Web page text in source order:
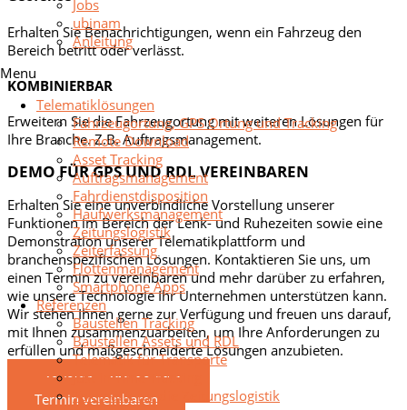
Jobs
ubinam
Anleitung
Menu
Telematiklösungen
Fahrzeugortung, GPS Ortung und Tracking
Remote Download
Asset Tracking
Auftragsmanagement
Fahrdienstdisposition
Haufwerksmanagement
Zeitungslogistik
Zeiterfassung
Flottenmanagement
Smartphone Apps
Referenzen
Baustellen Tracking
Baustellen Assets und RDL
Telematik für Transporte
Just in Time Tracking
Telematik für die Zeitungslogistik
Erhalten Sie Benachrichtigungen, wenn ein Fahrzeug den
Bereich betritt oder verlässt.
KOMBINIERBAR
Erweitern Sie die Fahrzeugortung mit weiteren Lösungen für
Ihre Branche. Z.B. Auftragsmanagement.
DEMO FÜR GPS UND RDL VEREINBAREN
Erhalten Sie eine unverbindliche Vorstellung unserer
Funktionen im Bereich der Lenk- und Ruhezeiten sowie eine
Demonstration unserer Telematikplattform und
branchenspezifischen Lösungen. Kontaktieren Sie uns, um
einen Termin zu vereinbaren und mehr darüber zu erfahren,
wie unsere Technologie Ihr Unternehmen unterstützen kann.
Wir stehen Ihnen gerne zur Verfügung und freuen uns darauf,
mit Ihnen zusammenzuarbeiten, um Ihre Anforderungen zu
erfüllen und maßgeschneiderte Lösungen anzubieten.
+49 (0)89 - 450 80 85 0
Termin vereinbaren